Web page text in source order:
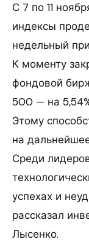
С 7 по 11
индексы
недельный
К моменту
фондовой
500 — на
Этому
на
Среди
успехах и
рассказал
Лысенко.